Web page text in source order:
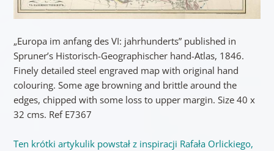
„Europa im anfang des VI: jahrhunderts” published in
Spruner’s Historisch-Geographischer hand-Atlas, 1846.
Finely detailed steel engraved map with original hand
colouring. Some age browning and brittle around the
edges, chipped with some loss to upper margin. Size 40 x
32 cms. Ref E7367
Ten krótki artykulik powstał z inspiracji Rafała Orlickiego,